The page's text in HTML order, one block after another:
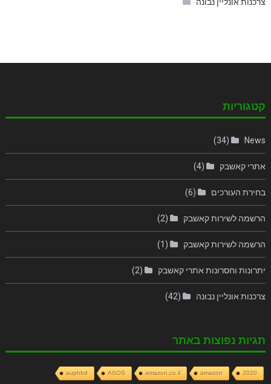
קטגוריות
News
(34)
אתרי קאשבק (4)
בחירת העורכים (6)
הרשמה לשירות קאשבק (2)
הרשמה לשירות קאשבק (1)
יתרונות וחסרונות אתרי קאשבק (2)
צרכנות אונליין נבונה (42)
תגיות נפוצות באתר
2020
amazon
amazon.co.il
ASOS
auphbd